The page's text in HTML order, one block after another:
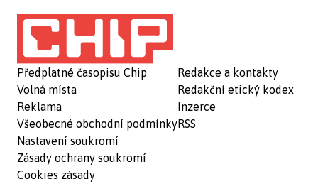
Předplatné časopisu Chip
Volná místa
Reklama
Všeobecné obchodní podmínky
Nastavení soukromí
Zásady ochrany soukromí
Cookies zásady
Redakce a kontakty
Redakční etický kodex
Inzerce
RSS